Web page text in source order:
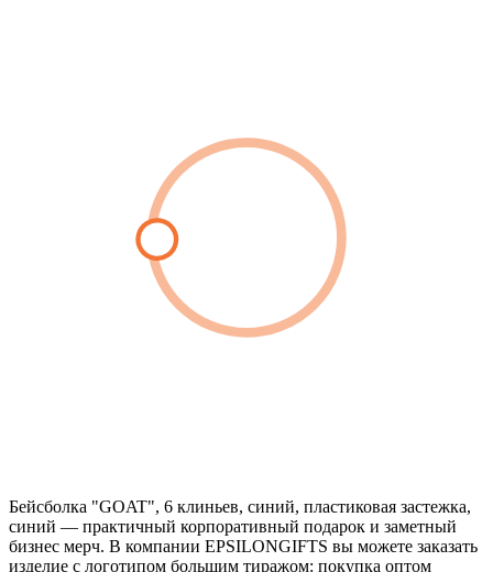
Бейсболка "GOAT", 6 клиньев, синий, пластиковая застежка,
синий — практичный корпоративный подарок и заметный
бизнес мерч. В компании EPSILONGIFTS вы можете заказать
изделие с логотипом большим тиражом: покупка оптом